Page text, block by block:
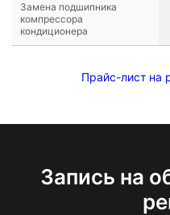
Замена подшипника
компрессора
кондиционера
Прайс-лист на
Запись на